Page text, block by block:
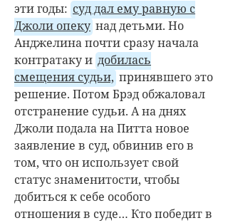
эти годы: суд дал ему равную с
Джоли опеку над детьми. Но
Анджелина почти сразу начала
контратаку и добилась
смещения судьи, принявшего это
решение. Потом Брэд обжаловал
отстранение судьи. А на днях
Джоли подала на Питта новое
заявление в суд, обвинив его в
том, что он использует свой
статус знаменитости, чтобы
добиться к себе особого
отношения в суде… Кто победит в